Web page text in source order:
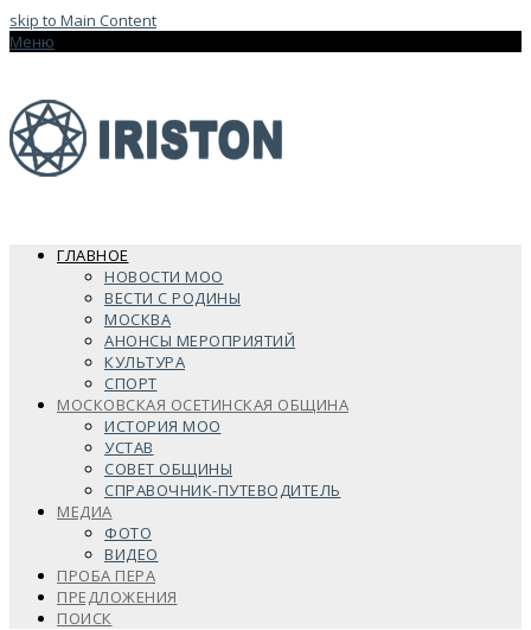
skip to Main Content
Меню
ГЛАВНОЕ
НОВОСТИ МОО
ВЕСТИ С РОДИНЫ
МОСКВА
АНОНСЫ МЕРОПРИЯТИЙ
КУЛЬТУРА
СПОРТ
МОСКОВСКАЯ ОСЕТИНСКАЯ ОБЩИНА
ИСТОРИЯ МОО
УСТАВ
СОВЕТ ОБЩИНЫ
СПРАВОЧНИК-ПУТЕВОДИТЕЛЬ
МЕДИА
ФОТО
ВИДЕО
ПРОБА ПЕРА
ПРЕДЛОЖЕНИЯ
ПОИСК